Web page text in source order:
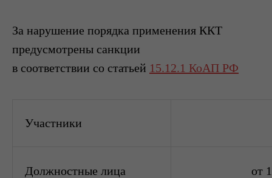
За нарушение порядка применения ККТ
предусмотрены санкции
в соответствии со статьей 15.12.1 КоАП РФ
Участники
Должностные лица от